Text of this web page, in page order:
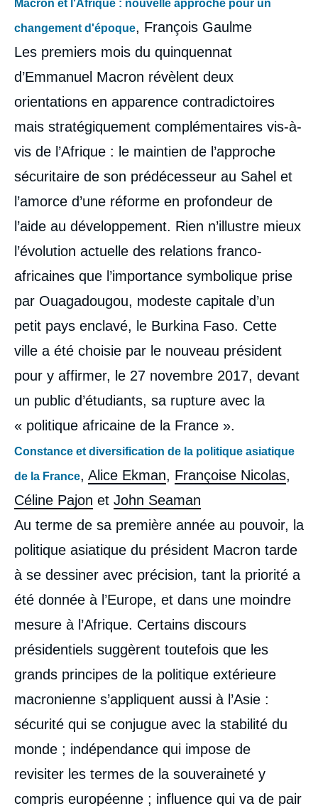
Macron et l'Afrique : nouvelle approche pour un
changement d'époque, François Gaulme
Les premiers mois du quinquennat
d’Emmanuel Macron révèlent deux
orientations en apparence contradictoires
mais stratégiquement complémentaires vis-à-
vis de l’Afrique : le maintien de l’approche
sécuritaire de son prédécesseur au Sahel et
l’amorce d’une réforme en profondeur de
l’aide au développement. Rien n’illustre mieux
l’évolution actuelle des relations franco-
africaines que l’importance symbolique prise
par Ouagadougou, modeste capitale d’un
petit pays enclavé, le Burkina Faso. Cette
ville a été choisie par le nouveau président
pour y affirmer, le 27 novembre 2017, devant
un public d’étudiants, sa rupture avec la
« politique africaine de la France ».
Constance et diversification de la politique asiatique
de la France, Alice Ekman, Françoise Nicolas,
Céline Pajon et John Seaman
Au terme de sa première année au pouvoir, la
politique asiatique du président Macron tarde
à se dessiner avec précision, tant la priorité a
été donnée à l’Europe, et dans une moindre
mesure à l’Afrique. Certains discours
présidentiels suggèrent toutefois que les
grands principes de la politique extérieure
macronienne s’appliquent aussi à l’Asie :
sécurité qui se conjugue avec la stabilité du
monde ; indépendance qui impose de
revisiter les termes de la souveraineté y
compris européenne ; influence qui va de pair